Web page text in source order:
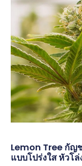
Lemon Tree กัญ
แบบโปร่งใส หัวโ